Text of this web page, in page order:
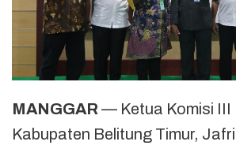
MANGGAR — Ketua Komisi III
Kabupaten Belitung Timur,